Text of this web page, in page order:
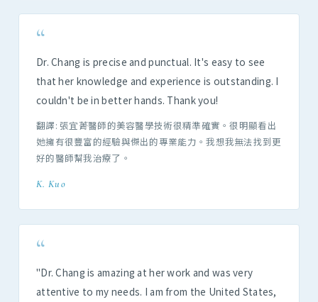
“
Dr. Chang is precise and punctual. It's easy to see
that her knowledge and experience is outstanding. I
couldn't be in better hands. Thank you!
翻譯: 張宜菁醫師的美容醫學技術很精準確實。很明顯看出
她擁有很豐富的經驗與傑出的專業能力。我想我無法找到更
好的醫師幫我治療了。
K. Kuo
“
"Dr. Chang is amazing at her work and was very
attentive to my needs. I am from the United States,